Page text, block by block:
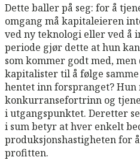
Dette baller på seg: for å
omgang må kapitaleieren
ved ny teknologi eller ved å
periode gjør dette at hun
som kommer godt med,
kapitalister til å følge
hentet inn forspranget?
konkurransefortrinn og
i utgangspunktet. Deretter
i sum betyr at hver enkelt
produksjonshastigheten for
profitten.